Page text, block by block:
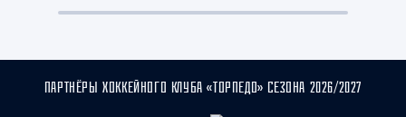
ПАРТНЁРЫ ХОККЕЙНОГО КЛУБА «ТОРПЕДО» СЕЗОНА 2026/2027